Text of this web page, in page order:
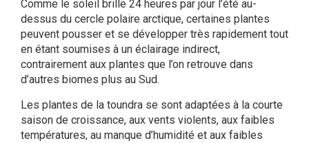
Comme le soleil brille 24 heures par jour l’été au-
dessus du cercle polaire arctique, certaines plantes
peuvent pousser et se développer très rapidement tout
en étant soumises à un éclairage indirect,
contrairement aux plantes que l’on retrouve dans
d’autres biomes plus au Sud.
Les plantes de la toundra se sont adaptées à la courte
saison de croissance, aux vents violents, aux faibles
températures, au manque d’humidité et aux faibles